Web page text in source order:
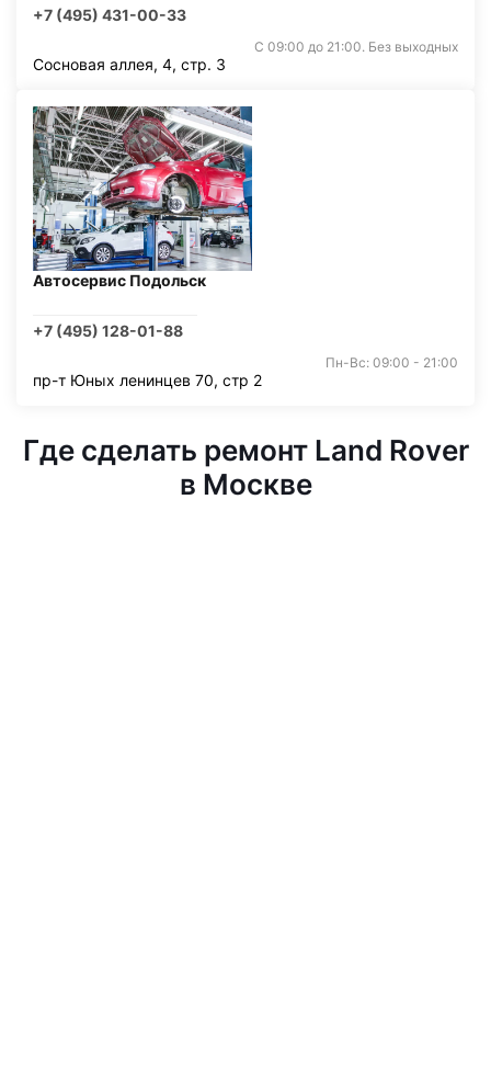
+7 (495) 431-00-33
С 09:00 до 21:00. Без выходных
Сосновая аллея, 4, стр. 3
Автосервис Подольск
+7 (495) 128-01-88
Пн-Вс: 09:00 - 21:00
пр-т Юных ленинцев 70, стр 2
Где сделать ремонт Land Rover
в Москве